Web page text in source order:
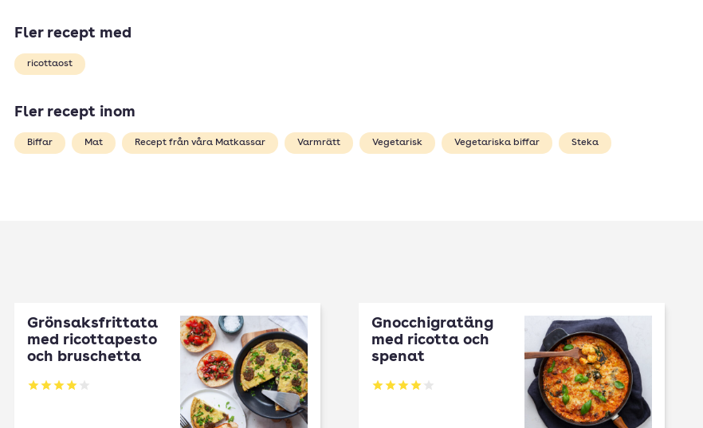
Fler recept med
ricottaost
Fler recept inom
Biffar Mat Recept från våra Matkassar Varmrätt Vegetarisk Vegetariska biffar Steka
Grönsaksfrittata
med ricottapesto
och bruschetta
Betyg: 4 av 5
Gnocchigratäng
med ricotta och
spenat
Betyg: 4.06 av 5